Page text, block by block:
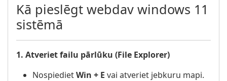
Kā pieslēgt webdav windows 11
sistēmā
1. Atveriet failu pārlūku (File Explorer)
NospiedietWin + E vai atveriet jebkuru mapi.